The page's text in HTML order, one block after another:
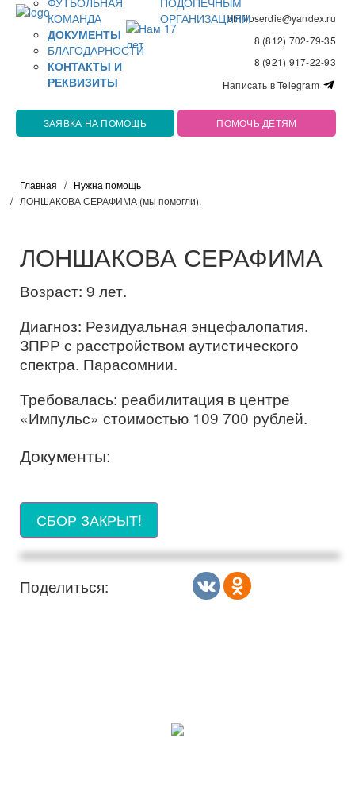
bfmiloserdie@yandex.ru
8 (812) 702-79-35
8 (921) 917-22-93
Написать в Telegram
КОМАНДА
ДОКУМЕНТЫ
БЛАГОДАРНОСТИ
КОНТАКТЫ И
РЕКВИЗИТЫ
ОРГАНИЗАЦИЯМ
ЗАЯВКА НА ПОМОЩЬ ПОМОЧЬ ДЕТЯМ
Главная
Нужна помощь
ЛОНШАКОВА СЕРАФИМА (мы помогли).
ЛОНШАКОВА СЕРАФИМА
Возраст: 9 лет.
Диагноз: Резидуальная энцефалопатия.
ЗПРР с расстройством аутистического
спектра. Парасомнии.
Требовалась: реабилитация в центре
«Импульс» стоимостью 109 700 рублей.
Документы:
СБОР ЗАКРЫТ!
Поделиться: